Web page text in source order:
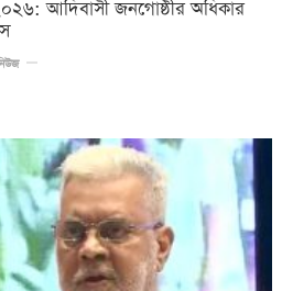
আদিবাসী জনগোষ্ঠীর অধিকার